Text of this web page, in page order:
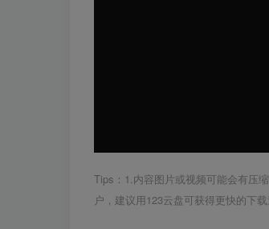
Tips：1.内容图片或视频可能会有压
户，建议用123云盘可获得更快的下载